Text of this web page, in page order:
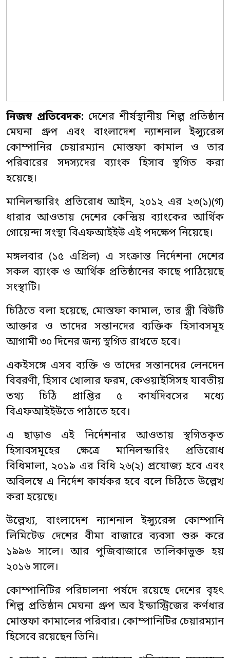
নিজস্ব প্রতিবেদক: দেশের শীর্ষস্থানীয় শিল্প প্রতিষ্ঠান
মেঘনা গ্রুপ এবং বাংলাদেশ ন্যাশনাল ইন্স্যুরেন্স
কোম্পানির চেয়ারম্যান মোস্তফা কামাল ও তার
পরিবারের সদস্যদের ব্যাংক হিসাব স্থগিত করা
হয়েছে।
মানিলন্ডারিং প্রতিরোধ আইন, ২০১২ এর ২৩(১)(গ)
ধারার আওতায় দেশের কেন্দ্রিয় ব্যাংকের আর্থিক
গোয়েন্দা সংস্থা বিএফআইইউ এই পদক্ষেপ নিয়েছে।
মঙ্গলবার (১৫ এপ্রিল) এ সংক্রান্ত নির্দেশনা দেশের
সকল ব্যাংক ও আর্থিক প্রতিষ্ঠানের কাছে পাঠিয়েছে
সংস্থাটি।
চিঠিতে বলা হয়েছে, মোস্তফা কামাল, তার স্ত্রী বিউটি
আক্তার ও তাদের সন্তানদের ব্যক্তিক হিসাবসমূহ
আগামী ৩০ দিনের জন্য স্থগিত রাখতে হবে।
একইসঙ্গে এসব ব্যক্তি ও তাদের সন্তানদের লেনদেন
বিবরণী, হিসাব খোলার ফরম, কেওয়াইসিসহ যাবতীয়
তথ্য চিঠি প্রাপ্তির ৫ কার্যদিবসের মধ্যে
বিএফআইইউতে পাঠাতে হবে।
এ ছাড়াও এই নির্দেশনার আওতায় স্থগিতকৃত
হিসাবসমূহের ক্ষেত্রে মানিলন্ডারিং প্রতিরোধ
বিধিমালা, ২০১৯ এর বিধি ২৬(২) প্রযোজ্য হবে এবং
অবিলম্বে এ নির্দেশ কার্যকর হবে বলে চিঠিতে উল্লেখ
করা হয়েছে।
উল্লেখ্য, বাংলাদেশ ন্যাশনাল ইন্স্যুরেন্স কোম্পানি
লিমিটেড দেশের বীমা বাজারে ব্যবসা শুরু করে
১৯৯৬ সালে। আর পুজিবাজারে তালিকাভুক্ত হয়
২০১৬ সালে।
কোম্পানিটির পরিচালনা পর্ষদে রয়েছে দেশের বৃহৎ
শিল্প প্রতিষ্ঠান মেঘনা গ্রুপ অব ইন্ডাস্ট্রিজের কর্ণধার
মোস্তফা কামালের পরিবার। কোম্পানিটির চেয়ারম্যান
হিসেবে রয়েছেন তিনি।